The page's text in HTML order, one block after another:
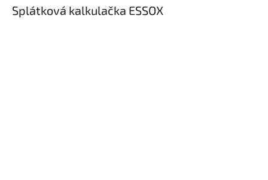
Splátková kalkulačka ESSOX